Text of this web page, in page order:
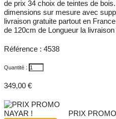
de prix 34 choix de teintes de
dimensions sur mesure avec
livraison gratuite partout en
de 120cm de Longueur la
Référence : 4538
Quantité :
349,00 €
PRIX